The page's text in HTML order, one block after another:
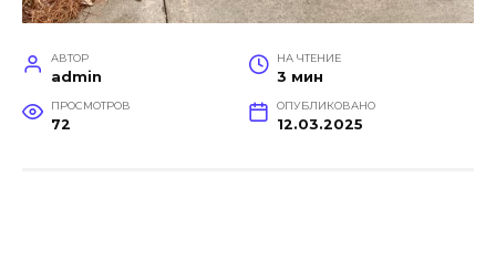
АВТОР
admin
НА ЧТЕНИЕ
3 мин
ПРОСМОТРОВ
72
ОПУБЛИКОВАНО
12.03.2025